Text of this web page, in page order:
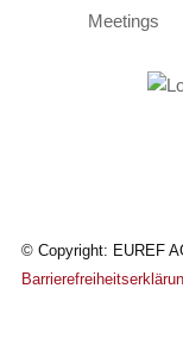
© Copyright: EUREF